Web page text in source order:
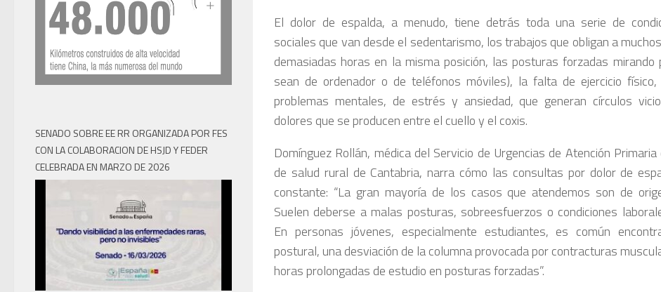
El dolor de espalda, a menudo, tiene detrás toda una serie de
sociales que van desde el sedentarismo, los trabajos que obligan a
demasiadas horas en la misma posición, las posturas forzadas mirando
sean de ordenador o de teléfonos móviles), la falta de ejercicio físico,
problemas mentales, de estrés y ansiedad, que generan círculos
dolores que se producen entre el cuello y el coxis.
Domínguez Rollán, médica del Servicio de Urgencias de Atención
de salud rural de Cantabria, narra cómo las consultas por dolor de
constante: “La gran mayoría de los casos que atendemos son de
Suelen deberse a malas posturas, sobreesfuerzos o condiciones
En personas jóvenes, especialmente estudiantes, es común
postural, una desviación de la columna provocada por contracturas
horas prolongadas de estudio en posturas forzadas”.
SENADO SOBRE EE RR ORGANIZADA POR FES
CON LA COLABORACION DE HSJD Y FEDER
CELEBRADA EN MARZO DE 2026